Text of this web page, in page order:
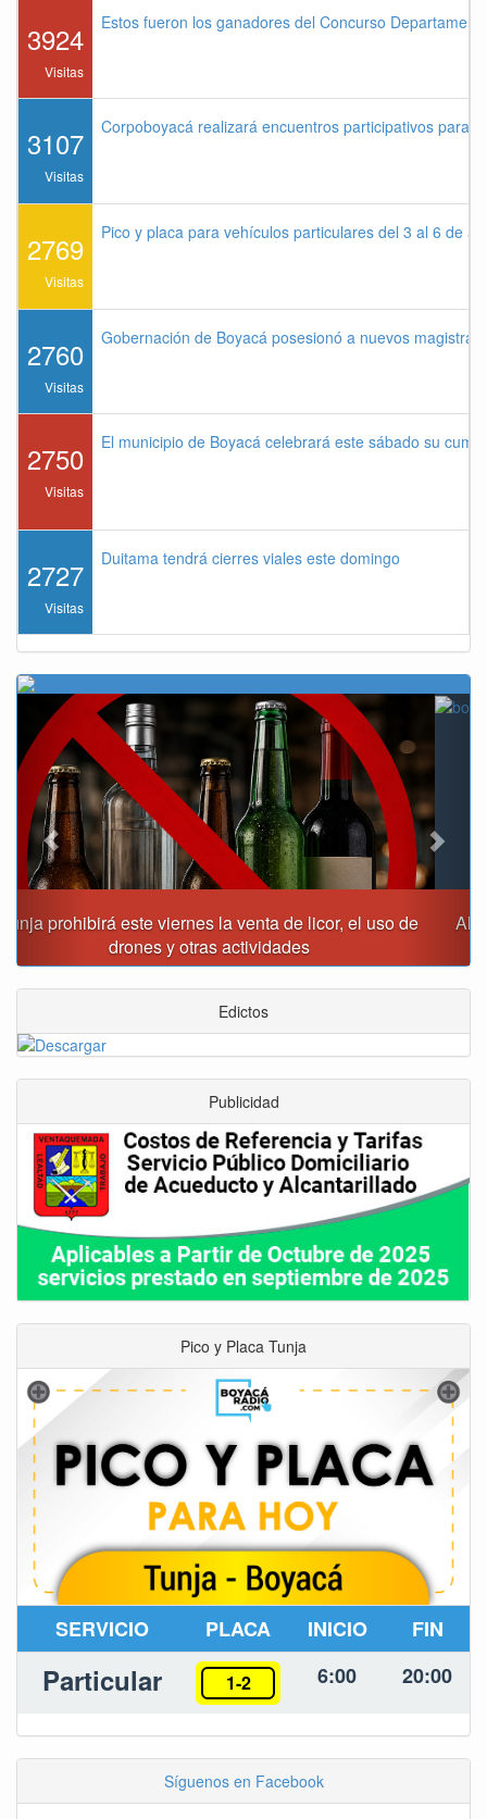
3924
Visitas
Estos fueron los ganadores del Concurso
3107
Visitas
Corpoboyacá realizará encuentros participativos para
2769
Visitas
Pico y placa para vehículos particulares del 3 al 6 de
2760
Visitas
Gobernación de Boyacá posesionó a nuevos
2750
Visitas
El municipio de Boyacá celebrará este sábado su
2727
Visitas
Duitama tendrá cierres viales este domingo
Alcalde Rafael Acevedo propone convertir a Tunja en
"Distrito Histórico y Turístico"
Previous Next
Edictos
Publicidad
Pico y Placa Tunja
SERVICIO PLACA INICIO FIN
Particular 1-2 6:00 20:00
Síguenos en Facebook